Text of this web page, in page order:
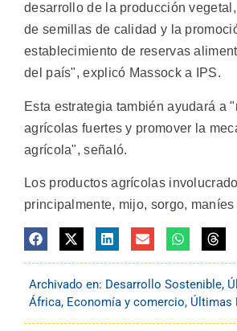
desarrollo de la producción
de semillas de calidad y la
establecimiento de reservas
del país", explicó Massock a IPS.
Esta estrategia también ayudará a
agrícolas fuertes y promover la
agrícola", señaló.
Los productos agrícolas
principalmente, mijo, sorgo, maníes
Archivado en: Desarrollo Sostenible,
África, Economía y comercio, Últimas